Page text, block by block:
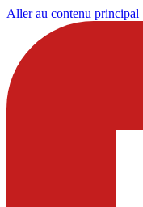
Aller au contenu principal